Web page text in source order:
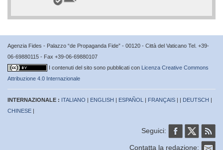
Agenzia Fides - Palazzo “de Propaganda Fide” - 00120 - Città del Vaticano Tel. +39-
06-69880115 - Fax +39-06-69880107
I contenuti del sito sono pubblicati con Licenza Creative Commons
Attribuzione 4.0 Internazionale
INTERNAZIONALE : ITALIANO | ENGLISH | ESPAÑOL | FRANÇAIS | | DEUTSCH |
CHINESE |
Seguici:
Contatta la redazione: